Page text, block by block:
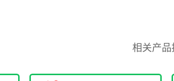
相关产品